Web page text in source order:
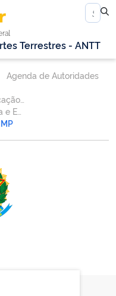
Terrestres - ANTT
Agenda de Autoridades
Assessoria Especial de Comunicação Social - AESCOM
Coordenação Geral de Imprensa e Eventos Institucionais - CGIEV